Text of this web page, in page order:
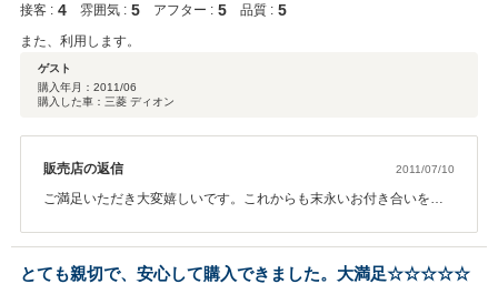
接客 : 4 雰囲気 : 5 アフター : 5 品質 : 5
また、利用します。
ゲスト
購入年月： 2011/06
購入した車：三菱 ディオン
販売店の返信 2011/07/10
ご満足いただき大変嬉しいです。これからも末永いお付き合いをさ
とても親切で、安心して購入できました。大満足☆☆☆☆☆